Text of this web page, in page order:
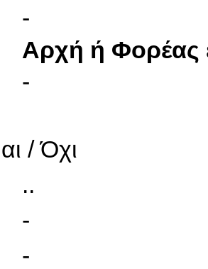
-
Αρχή ή Φορέας
-
/ Όχι
..
-
-